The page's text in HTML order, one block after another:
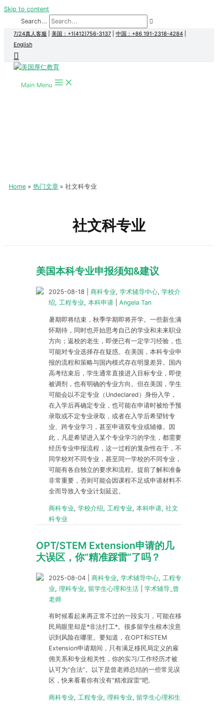
Skip to content
Search...
7/24真人客服 美国：+1(412)756-3137 中国：+86 191-2318-4284
English
Main Menu
Home 热门文章 社文科专业
社文科专业
美国本科专业申报须知&建议
2025-08-18 商科专业, 学术辅导中心, 学校介
绍, 工程专业, 本科申请 Angela Tan
暑期即将结束，秋季学期即将开学。一些新生满
怀期待，同时也开始思考自己的学业和未来职业
方向；返校的老生，即便已有一定学习经验，也
可能对专业选择存在疑惑。在美国，本科专业申
报的流程和策略与国内模式存在明显差异。国内
高考结束后，学生通常直接进入目标专业，即使
被调剂，也有明确的专业方向。但在美国，学生
可能会以不定专业（Undeclared）身份入学，
在入学后再确定专业，也可能在申请时被给予预
录取或不定专业录取，或者在入学后希望转专
业、跨专业学习，甚至申请双专业或辅修。因
此，凡是希望进入某个专业学习的学生，都需要
经历专业申报流程，这一过程的复杂性在于，不
同学校对不同专业，甚至同一学校的不同专业，
可能有各自独立的要求和流程。提前了解和准备
非常重要，否则可能会因课程不足或申请材料不
全而导致入专业计划延迟。
商科专业, 学校介绍, 工程专业, 本科申请, 社文
科专业
OPT/STEM Extension申请的几
大误区，你“精准踩雷”了吗？
2025-08-04 商科专业, 学术辅导中心, 工程专
业, 理科专业, 留学生心理和生活
学术辅导_曾
老师
有时候看起来再正常不过的一段实习，可能在移
民局眼里却是*非法打工*。很多留学生根本没意
识到风险在哪里。要知道，在OPT和STEM
Extension申请期间，只有满足移民局定义的雇
佣关系和专业相关性，你的实习/工作经历才被
认可为“合法”。以下是曾老师总结的一些常见误
区，快来看看你有没有“精准踩雷”吧.
商科专业, 工程专业, 理科专业, 留学生心理和生